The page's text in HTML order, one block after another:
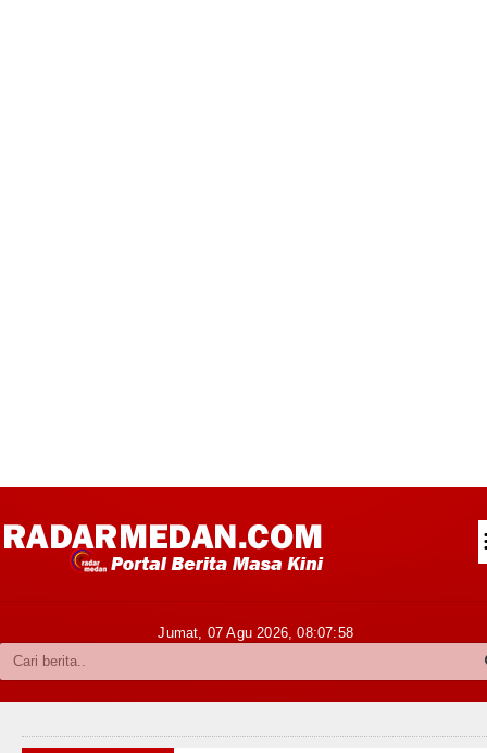
Kabupaten Karo
Jumat, 07 Agu 2026,08:08:00